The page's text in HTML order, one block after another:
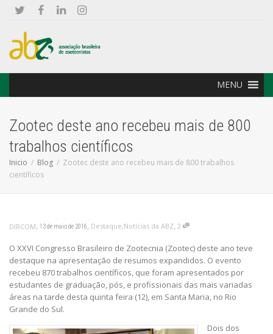
MENU
Zootec deste ano recebeu mais de 800
trabalhos científicos
Inicio Blog
Zootec deste ano recebeu mais de 800 trabalhos
científicos
DIRCOM, 13 de maio de 2016, Destaque,Notícias da ABZ, 2
O XXVI Congresso Brasileiro de Zootecnia (Zootec) deste ano teve
destaque na apresentação de resumos expandidos. O evento
recebeu 870 trabalhos científicos, que foram apresentados por
estudantes de graduação, pós, e profissionais das mais variadas
áreas na tarde desta quinta feira (12), em Santa Maria, no Rio
Grande do Sul.
Dois dos